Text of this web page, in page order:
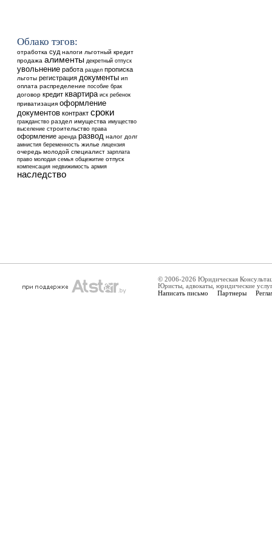
Облако тэгов:
отработка суд налоги льготный кредит
продажа алименты декретный отпуск
увольнение работа раздел прописка
льготы регистрация документы ип
оплата распределение пособие брак
договор кредит квартира иск ребенок
приватизация оформление
документов контракт сроки
гражданство раздел имущества имущество
выселение строительство права
оформление аренда развод налог долг
амнистия беременность жилье лицензия
очередь молодой специалист зарплата
право молодая семья общежитие отпуск
компенсация недвижимость армия
наследство
© 2006-2026 Юридическая
Юристы, адвокаты, юридические
Написать письмо Партнеры